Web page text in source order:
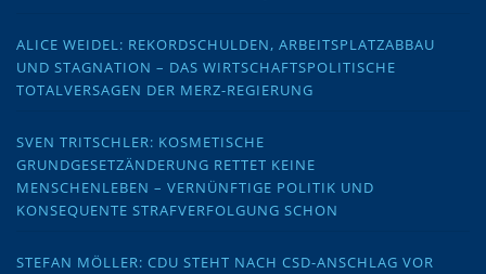
ALICE WEIDEL: REKORDSCHULDEN, ARBEITSPLATZABBAU
UND STAGNATION – DAS WIRTSCHAFTSPOLITISCHE
TOTALVERSAGEN DER MERZ-REGIERUNG
SVEN TRITSCHLER: KOSMETISCHE
GRUNDGESETZÄNDERUNG RETTET KEINE
MENSCHENLEBEN – VERNÜNFTIGE POLITIK UND
KONSEQUENTE STRAFVERFOLGUNG SCHON
STEFAN MÖLLER: CDU STEHT NACH CSD-ANSCHLAG VOR